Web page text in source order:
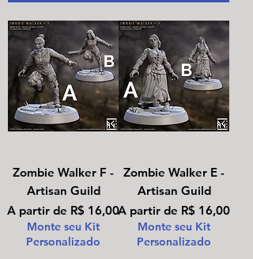
Zombie Walker F -
Artisan Guild
A partir de R$ 16,00
Preço promocional
Monte seu Kit
Personalizado
Zombie Walker E -
Artisan Guild
A partir de R$ 16,00
Preço promocional
Monte seu Kit
Personalizado